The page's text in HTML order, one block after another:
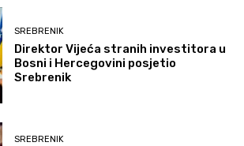
SREBRENIK
Direktor Vijeća stranih investitora u
Bosni i Hercegovini posjetio
Srebrenik
SREBRENIK